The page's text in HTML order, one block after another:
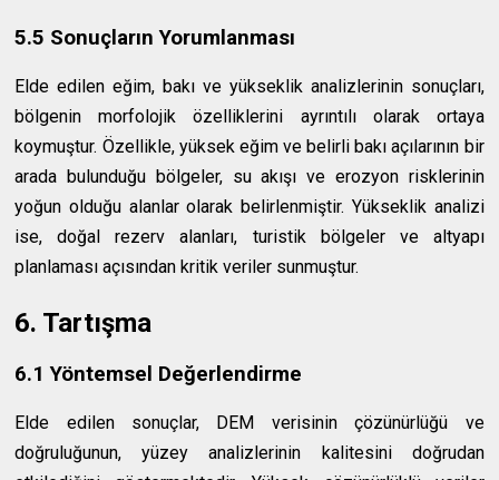
5.5 Sonuçların Yorumlanması
Elde edilen eğim, bakı ve yükseklik analizlerinin sonuçları,
bölgenin morfolojik özelliklerini ayrıntılı olarak ortaya
koymuştur. Özellikle, yüksek eğim ve belirli bakı açılarının bir
arada bulunduğu bölgeler, su akışı ve erozyon risklerinin
yoğun olduğu alanlar olarak belirlenmiştir. Yükseklik analizi
ise, doğal rezerv alanları, turistik bölgeler ve altyapı
planlaması açısından kritik veriler sunmuştur.
6. Tartışma
6.1 Yöntemsel Değerlendirme
Elde edilen sonuçlar, DEM verisinin çözünürlüğü ve
doğruluğunun, yüzey analizlerinin kalitesini doğrudan